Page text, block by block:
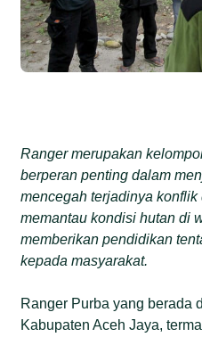
Ranger merupakan
berperan penting dalam
mencegah terjadinya
memantau kondisi hutan di
memberikan pendidikan
kepada masyarakat.
Ranger Purba yang berada
Kabupaten Aceh Jaya,